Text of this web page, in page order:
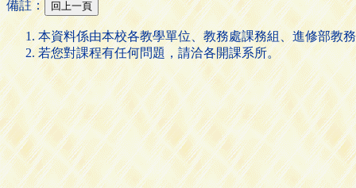
備註：
本資料係由本校各教學單位、教務處課務組、進修部教
若您對課程有任何問題，請洽各開課系所。